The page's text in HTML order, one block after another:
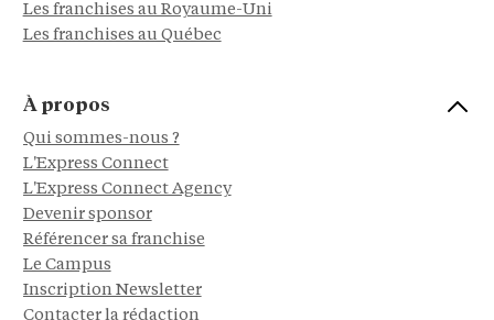
Les franchises au Royaume-Uni
Les franchises au Québec
À propos
Qui sommes-nous ?
L'Express Connect
L'Express Connect Agency
Devenir sponsor
Référencer sa franchise
Le Campus
Inscription Newsletter
Contacter la rédaction